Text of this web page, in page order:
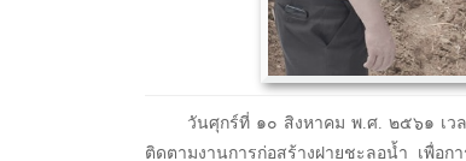
วันศุกร์ที่ ๑๐ สิงหาคม พ.ศ. ๒๕๖๑ เว
ติดตามงานการก่อสร้างฝายชะลอน้ำ เพื่อ